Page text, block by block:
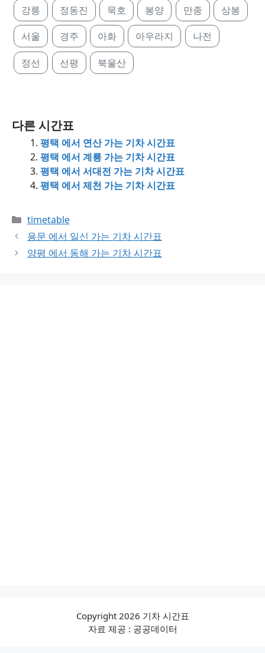
강릉 정동진 묵호 봉양 만종 상봉
서울 경주 아화 아우라지 나전
정선 선평 북울산
다른 시간표
평택 에서 연산 가는 기차 시간표
평택 에서 계룡 가는 기차 시간표
평택 에서 서대전 가는 기차 시간표
평택 에서 제천 가는 기차 시간표
Categories
timetable
용문 에서 일신 가는 기차 시간표
양평 에서 동해 가는 기차 시간표
Copyright 2026 기차 시간표
자료 제공 : 공공데이터